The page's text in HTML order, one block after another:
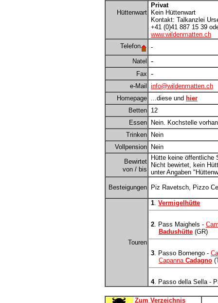
Hüttenwart
Privat
Kein Hüttenwart
Kontakt: Talkanzlei
+41 (0)41 887 15 39
www.wildenmatten.ch
Telefon
-
Natel
-
Fax -
e-Mail
info@wildenmatten.ch
Homepage ...diese und hier
Betten 12
Essen
Nein. Kochstelle
Trinken
Nein
Vollpension
Nein
Bewirtet
von / bis
Hütte keine öffentliche
Nicht bewirtet, kein
unter Angaben
Besteigungen Piz Ravetsch, Pizzo
Touren
1. Vermigelhütte
2. Pass Maighels -
Badushütte (GR)
3. Passo Bornengo -
Capanna Cadagno
4. Passo della Sella -
Zum Verzeichnis